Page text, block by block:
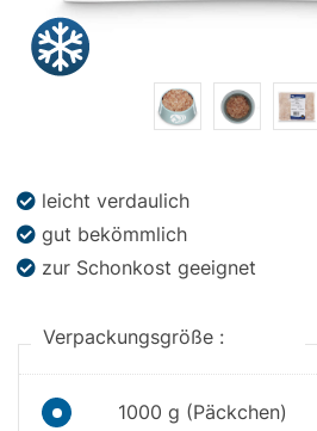
Angebote
leicht verdaulich
gut bekömmlich
zur Schonkost geeignet
Verpackungsgröße :
1000 g (Päckchen)